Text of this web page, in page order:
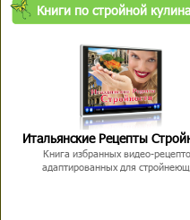
Книги по стройной
Итальянские Рецепты
Книга избранных видео-
адаптированных для